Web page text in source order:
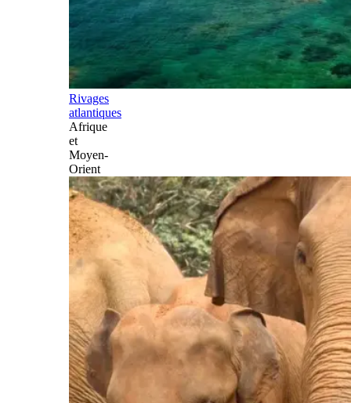
Rivages
atlantiques
Afrique
et
Moyen-
Orient